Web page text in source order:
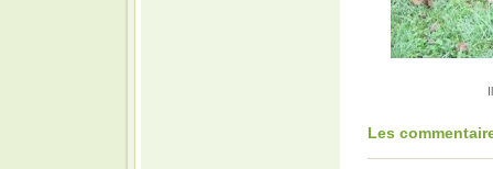
Les